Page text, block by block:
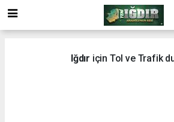
Iğdır için Tol ve Trafik